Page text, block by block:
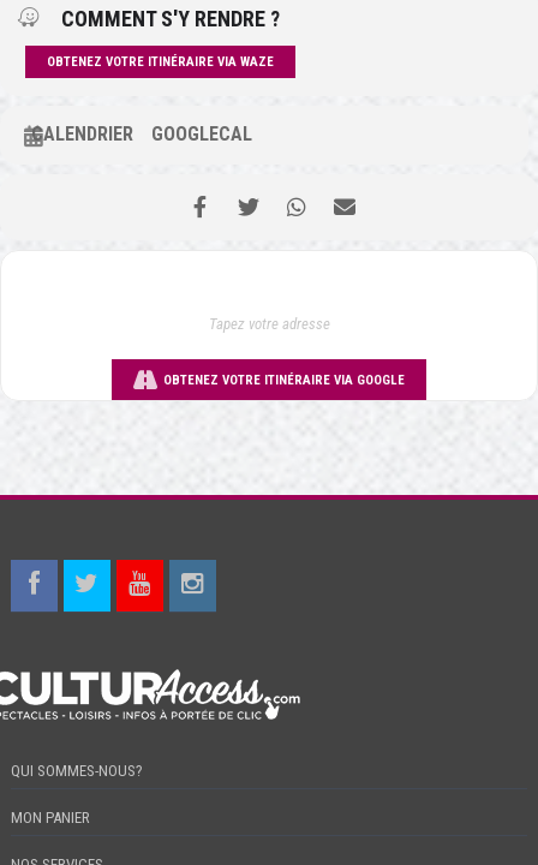
COMMENT S'Y RENDRE ?
OBTENEZ VOTRE ITINÉRAIRE VIA WAZE
CALENDRIER GOOGLECAL
OBTENEZ VOTRE ITINÉRAIRE VIA GOOGLE
QUI SOMMES-NOUS?
MON PANIER